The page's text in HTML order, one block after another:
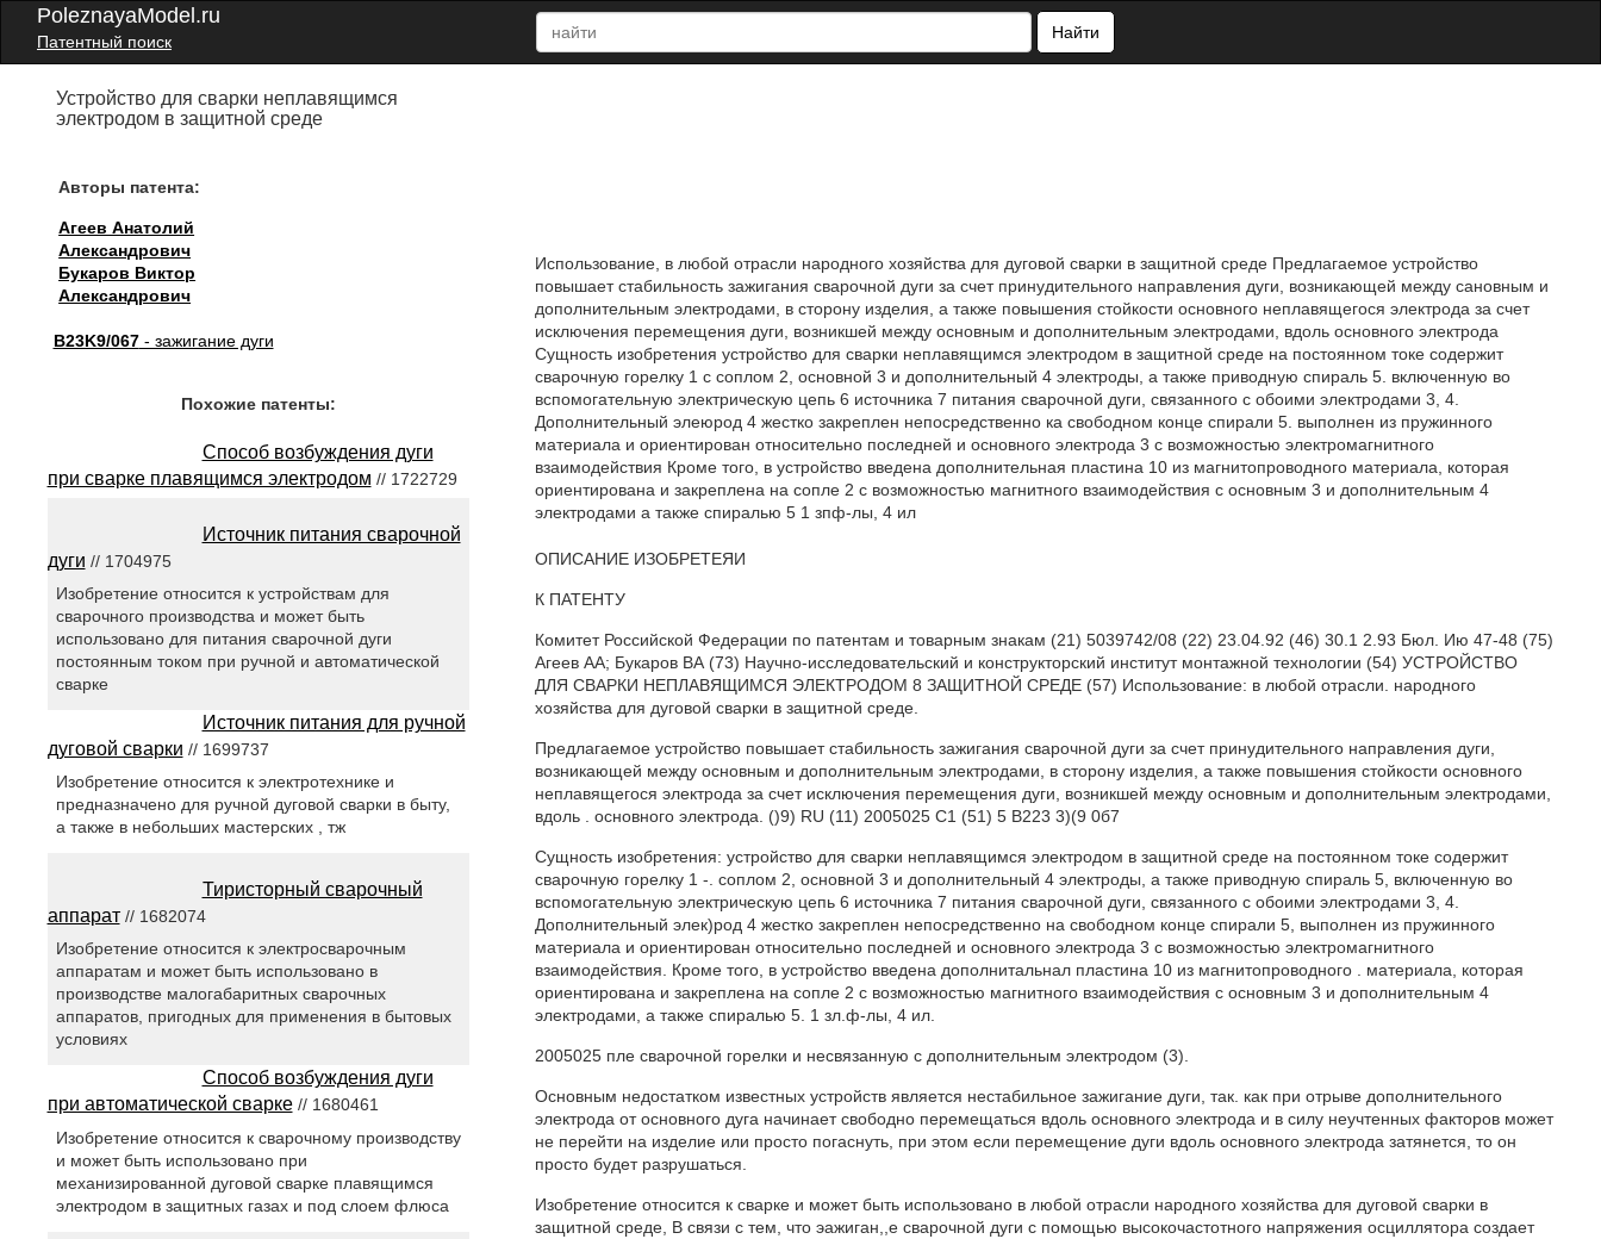
PoleznayaModel.ru
Патентный поиск
Найти
Устройство для сварки неплавящимся
электродом в защитной среде
Авторы патента:
Агеев Анатолий
Александрович
Букаров Виктор
Александрович
B23K9/067- зажигание дуги
Использование, в любой отрасли народного хозяйства для дуговой сварки в защитной среде Предлагаемое устройство
повышает стабильность зажигания сварочной дуги за счет принудительного направления дуги, возникающей между сановным и
дополнительным электродами, в сторону изделия, а также повышения стойкости основного неплавящегося электрода за счет
исключения перемещения дуги, возникшей между основным и дополнительным электродами, вдоль основного электрода
Сущность изобретения устройство для сварки неплавящимся электродом в защитной среде на постоянном токе содержит
сварочную горелку 1 с соплом 2, основной 3 и дополнительный 4 электроды, а также приводную спираль 5. включенную во
вспомогательную электрическую цепь 6 источника 7 питания сварочной дуги, связанного с обоими электродами 3, 4.
Дополнительный элеюрод 4 жестко закреплен непосредственно ка свободном конце спирали 5. выполнен из пружинного
материала и ориентирован относительно последней и основного электрода 3 с возможностью электромагнитного
взаимодействия Кроме того, в устройство введена дополнительная пластина 10 из магнитопроводного материала, которая
ориентирована и закреплена на сопле 2 с возможностью магнитного взаимодействия с основным 3 и дополнительным 4
электродами а также спиралью 5 1 зпф-лы, 4 ил
ОПИСАНИЕ ИЗОБРЕТЕЯИ
К ПАТЕНТУ
Комитет Российской Федерации по патентам и товарным знакам (21) 5039742/08 (22) 23.04.92 (46) 30.1 2.93 Бюл. Ию 47-48 (75)
Агеев АА; Букаров ВА (73) Научно-исследовательский и конструкторский институт монтажной технологии (54) УСТРОЙСТВО
ДЛЯ СВАРКИ НЕПЛАВЯЩИМСЯ ЭЛЕКТРОДОМ 8 ЗАЩИТНОЙ СРЕДЕ (57) Использование: в любой отрасли. народного
хозяйства для дуговой сварки в защитной среде.
Предлагаемое устройство повышает стабильность зажигания сварочной дуги за счет принудительного направления дуги,
возникающей между основным и дополнительным электродами, в сторону изделия, а также повышения стойкости основного
неплавящегося электрода за счет исключения перемещения дуги, возникшей между основным и дополнительным электродами,
вдоль . основного электрода. ()9) RU (11) 2005025 С1 (51) 5 В223 3)(9 0б7
Сущность изобретения: устройство для сварки неплавящимся электродом в защитной среде на постоянном токе содержит
сварочную горелку 1 -. соплом 2, основной 3 и дополнительный 4 электроды, а также приводную спираль 5, включенную во
вспомогательную электрическую цепь 6 источника 7 питания сварочной дуги, связанного с обоими электродами 3, 4.
Дополнительный элек)род 4 жестко закреплен непосредственно на свободном конце спирали 5, выполнен из пружинного
материала и ориентирован относительно последней и основного электрода 3 с возможностью электромагнитного
взаимодействия. Кроме того, в устройство введена дополнитальнал пластина 10 из магнитопроводного . материала, которая
ориентирована и закреплена на сопле 2 с возможностью магнитного взаимодействия с основным 3 и дополнительным 4
электродами, а также спиралью 5. 1 зл.ф-лы, 4 ил.
2005025 пле сварочной горелки и несвязанную с дополнительным электродом (3).
Основным недостатком известных устройств является нестабильное зажигание дуги, так. как при отрыве дополнительного
электрода от основного дуга начинает свободно перемещаться вдоль основного электрода и в силу неучтенных факторов может
не перейти на изделие или просто погаснуть, при этом если перемещение дуги вдоль основного электрода затянется, то он
просто будет разрушаться.
Изобретение относится к сварке и может быть использовано в любой отрасли народного хозяйства для дуговой сварки в
защитной среде, В связи с тем, что эажиган,,е сварочной дуги с помощью высокочастотного напряжения осциллятора создает
Похожие патенты:
Способ возбуждения дуги
при сварке плавящимся электродом // 1722729
Источник питания сварочной
дуги // 1704975
Изобретение относится к устройствам для
сварочного производства и может быть
использовано для питания сварочной дуги
постоянным током при ручной и автоматической
сварке
Источник питания для ручной
дуговой сварки // 1699737
Изобретение относится к электротехнике и
предназначено для ручной дуговой сварки в быту,
а также в небольших мастерских , тж
Тиристорный сварочный
аппарат// 1682074
Изобретение относится к электросварочным
аппаратам и может быть использовано в
производстве малогабаритных сварочных
аппаратов, пригодных для применения в бытовых
условиях
Способ возбуждения дуги
при автоматической сварке// 1680461
Изобретение относится к сварочному производству
и может быть использовано при
механизированной дуговой сварке плавящимся
электродом в защитных газах и под слоем флюса